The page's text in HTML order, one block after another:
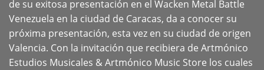
de su exitosa presentación en el Wacken Metal Battle
Venezuela en la ciudad de Caracas, da a conocer su
próxima presentación, esta vez en su ciudad de origen
Valencia. Con la invitación que recibiera de Artmónico
Estudios Musicales & Artmónico Music Store los cuales
+